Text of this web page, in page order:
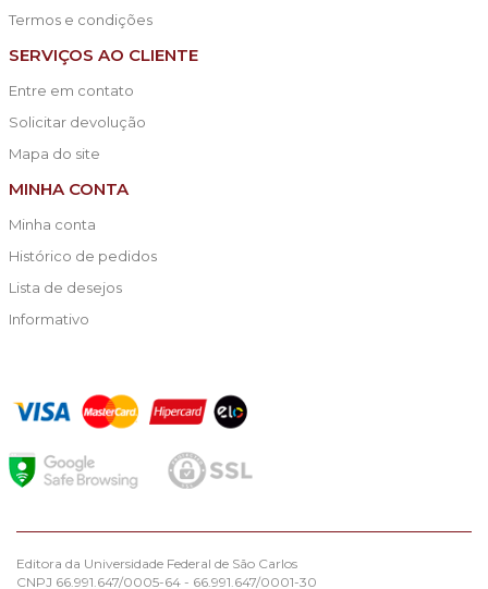
Termos e condições
SERVIÇOS AO CLIENTE
Entre em contato
Solicitar devolução
Mapa do site
MINHA CONTA
Minha conta
Histórico de pedidos
Lista de desejos
Informativo
Editora da Universidade Federal de São Carlos
CNPJ 66.991.647/0005-64 - 66.991.647/0001-30